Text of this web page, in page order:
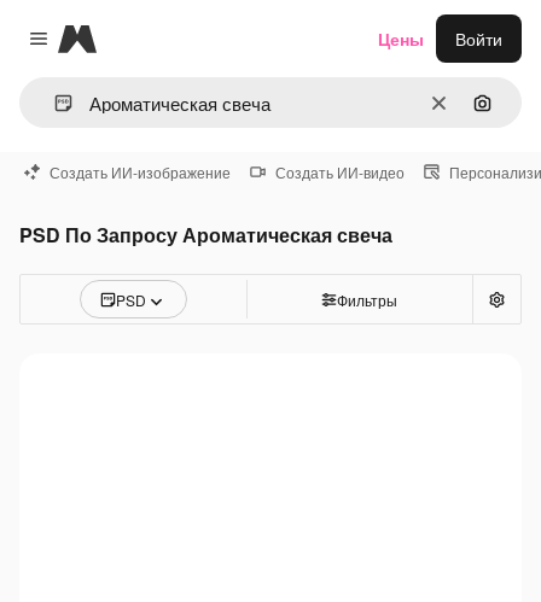
Close menu
Magnific
ОчиститьПоиск
Цены Войти
Создать ИИ-изображение Создать ИИ-видео
PSD По Запросу Ароматическая свеча
PSD Фильтры